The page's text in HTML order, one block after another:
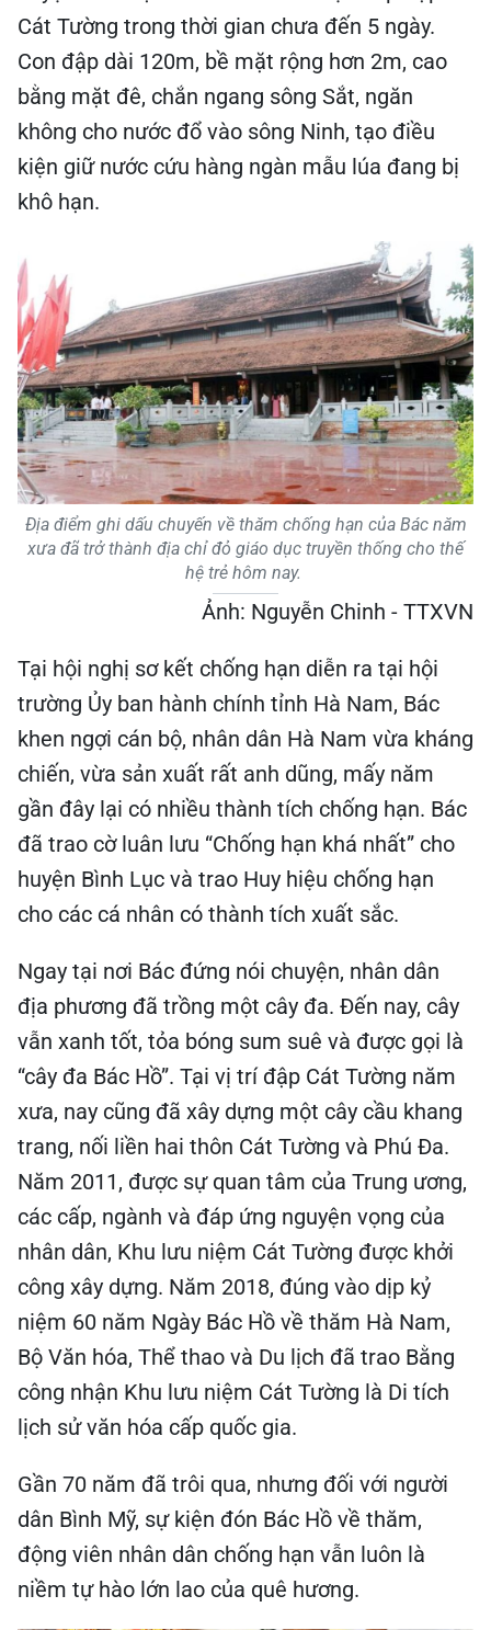
Cát Tường trong thời gian chưa đến 5 ngày.
Con đập dài 120m, bề mặt rộng hơn 2m, cao
bằng mặt đê, chắn ngang sông Sắt, ngăn
không cho nước đổ vào sông Ninh, tạo điều
kiện giữ nước cứu hàng ngàn mẫu lúa đang bị
khô hạn.
Địa điểm ghi dấu chuyến về thăm chống hạn của Bác năm
xưa đã trở thành địa chỉ đỏ giáo dục truyền thống cho thế
hệ trẻ hôm nay.
Ảnh: Nguyễn Chinh - TTXVN
Tại hội nghị sơ kết chống hạn diễn ra tại hội
trường Ủy ban hành chính tỉnh Hà Nam, Bác
khen ngợi cán bộ, nhân dân Hà Nam vừa kháng
chiến, vừa sản xuất rất anh dũng, mấy năm
gần đây lại có nhiều thành tích chống hạn. Bác
đã trao cờ luân lưu “Chống hạn khá nhất” cho
huyện Bình Lục và trao Huy hiệu chống hạn
cho các cá nhân có thành tích xuất sắc.
Ngay tại nơi Bác đứng nói chuyện, nhân dân
địa phương đã trồng một cây đa. Đến nay, cây
vẫn xanh tốt, tỏa bóng sum suê và được gọi là
“cây đa Bác Hồ”. Tại vị trí đập Cát Tường năm
xưa, nay cũng đã xây dựng một cây cầu khang
trang, nối liền hai thôn Cát Tường và Phú Đa.
Năm 2011, được sự quan tâm của Trung ương,
các cấp, ngành và đáp ứng nguyện vọng của
nhân dân, Khu lưu niệm Cát Tường được khởi
công xây dựng. Năm 2018, đúng vào dịp kỷ
niệm 60 năm Ngày Bác Hồ về thăm Hà Nam,
Bộ Văn hóa, Thể thao và Du lịch đã trao Bằng
công nhận Khu lưu niệm Cát Tường là Di tích
lịch sử văn hóa cấp quốc gia.
Gần 70 năm đã trôi qua, nhưng đối với người
dân Bình Mỹ, sự kiện đón Bác Hồ về thăm,
động viên nhân dân chống hạn vẫn luôn là
niềm tự hào lớn lao của quê hương.